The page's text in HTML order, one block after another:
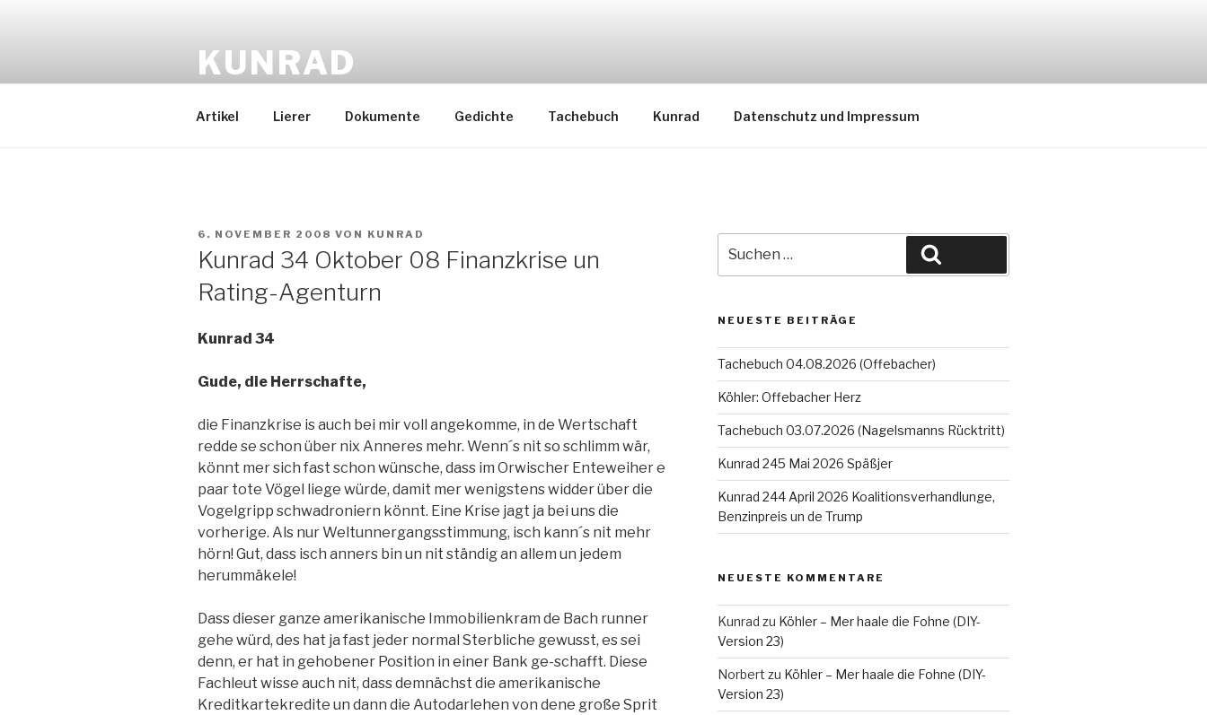
KUNRAD
Artikel Lierer Dokumente Gedichte Tachebuch Kunrad Datenschutz und Impressum
VERÖFFENTLICHT
6. NOVEMBER 2008 VON KUNRAD
Kunrad 34 Oktober 08 Finanzkrise un
Rating-Agenturn
Kunrad 34
Gude, die Herrschafte,
die Finanzkrise is auch bei mir voll angekomme, in de Wertschaft
redde se schon über nix Anneres mehr. Wenn´s nit so schlimm wär,
könnt mer sich fast schon wünsche, dass im Orwischer Enteweiher e
paar tote Vögel liege würde, damit mer wenigstens widder über die
Vogelgripp schwadroniern könnt. Eine Krise jagt ja bei uns die
vorherige. Als nur Weltunnergangsstimmung, isch kann´s nit mehr
hörn! Gut, dass isch anners bin un nit ständig an allem un jedem
herummäkele!
Dass dieser ganze amerikanische Immobilienkram de Bach runner
gehe würd, des hat ja fast jeder normal Sterbliche gewusst, es sei
denn, er hat in gehobener Position in einer Bank ge-schafft. Diese
Fachleut wisse auch nit, dass demnächst die amerikanische
Kreditkartekredite un dann die Autodarlehen von dene große Sprit
nach:
NEUESTE BEITRÄGE
Tachebuch 04.08.2026 (Offebacher)
Köhler: Offebacher Herz
Tachebuch 03.07.2026 (Nagelsmanns Rücktritt)
Kunrad 245 Mai 2026 Späßjer
Kunrad 244 April 2026 Koalitionsverhandlunge,
Benzinpreis un de Trump
NEUESTE KOMMENTARE
Kunrad zu Köhler – Mer haale die Fohne (DIY-
Version 23)
Norbert zu Köhler – Mer haale die Fohne (DIY-
Version 23)